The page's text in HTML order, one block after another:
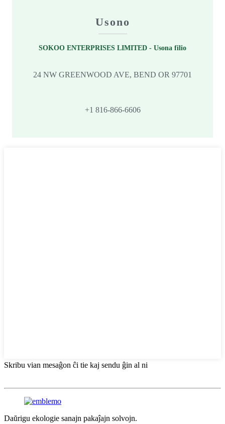
Usono
SOKOO ENTERPRISES LIMITED - Usona filio
24 NW GREENWOOD AVE, BEND OR 97701
+1 816-866-6606
Skribu vian mesaĝon ĉi tie kaj sendu ĝin al ni
Daŭrigu ekologie sanajn pakaĵajn solvojn.